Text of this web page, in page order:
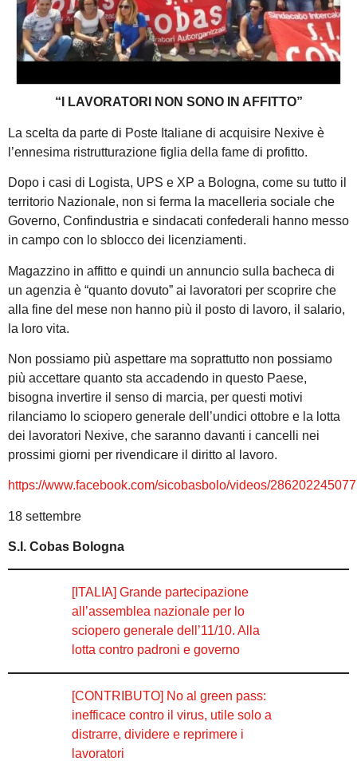
“I LAVORATORI NON SONO IN AFFITTO”
La scelta da parte di Poste Italiane di acquisire Nexive è
l’ennesima ristrutturazione figlia della fame di profitto.
Dopo i casi di Logista, UPS e XP a Bologna, come su tutto il
territorio Nazionale, non si ferma la macelleria sociale che
Governo, Confindustria e sindacati confederali hanno messo
in campo con lo sblocco dei licenziamenti.
Magazzino in affitto e quindi un annuncio sulla bacheca di
un agenzia è “quanto dovuto” ai lavoratori per scoprire che
alla fine del mese non hanno più il posto di lavoro, il salario,
la loro vita.
Non possiamo più aspettare ma soprattutto non possiamo
più accettare quanto sta accadendo in questo Paese,
bisogna invertire il senso di marcia, per questi motivi
rilanciamo lo sciopero generale dell’undici ottobre e la lotta
dei lavoratori Nexive, che saranno davanti i cancelli nei
prossimi giorni per rivendicare il diritto al lavoro.
https://www.facebook.com/sicobasbolo/videos/
18 settembre
S.I. Cobas Bologna
[ITALIA] Grande partecipazione
all’assemblea nazionale per lo
sciopero generale dell’11/10. Alla
lotta contro padroni e governo
[CONTRIBUTO] No al green pass:
inefficace contro il virus, utile solo a
distrarre, dividere e reprimere i
lavoratori